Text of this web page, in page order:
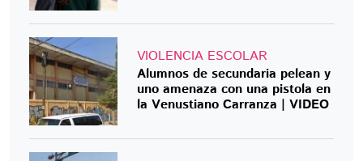
VIOLENCIA ESCOLAR
Alumnos de secundaria pelean y
uno amenaza con una pistola en
la Venustiano Carranza | VIDEO